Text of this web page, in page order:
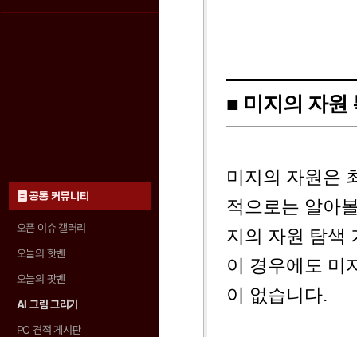
공통 커뮤니티
오픈 이슈 갤러리
오늘의 핫벤
오늘의 팟벤
AI 그림 그리기
PC 견적 게시판
■ 미지의 자원
미지의 자원은
적으로는 알아
지의 자원 탐색
이 경우에도 미
이 없습니다.